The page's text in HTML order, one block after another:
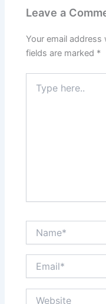
o
k
o
Leave a
Your email
fields are marked *
here..